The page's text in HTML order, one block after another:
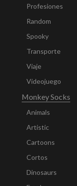
Profesiones
Random
Spooky
Transporte
Viaje
Videojuego
Monkey Socks
Animals
Artistic
Cartoons
Cortos
Dinosaurs